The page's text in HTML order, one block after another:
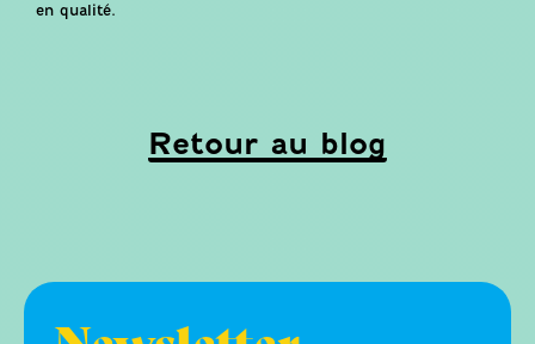
en qualité.
Retour au blog